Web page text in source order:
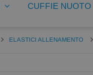
CUFFIE NUOTO
ELASTICI ALLENAMENTO